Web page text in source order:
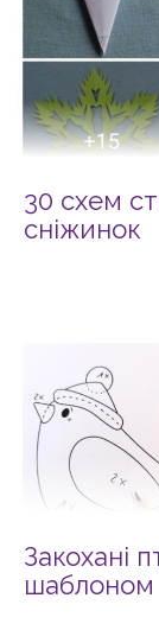
30 схем
сніжинок
Закохані
шаблоном